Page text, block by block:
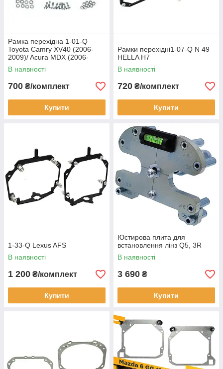
Рамка перехідна 1-01-Q
Toyota Camry XV40 (2006-
2009)/ Acura MDX (2006-
2013)
В наявності
700 ₴/комплект
Купити
Рамки перехідні1-07-Q N 49
HELLA H7
В наявності
720 ₴/комплект
Купити
1-33-Q Lexus AFS
В наявності
1 200 ₴/комплект
Купити
Юстирова плита для
встановлення лінз Q5, 3R
В наявності
3 690 ₴
Купити